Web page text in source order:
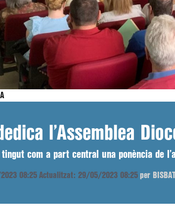
l’Assemblea
tingut com a part central una ponència de
08:25 Actualitzat: 29/05/2023 08:25 per